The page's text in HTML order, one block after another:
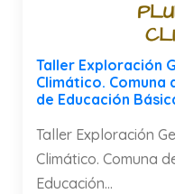
Taller Exploración
Climático. Comuna
de Educación
Taller Exploración
Climático. Comuna
Educación...